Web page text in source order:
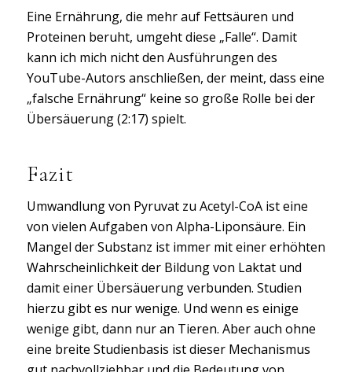
Eine Ernährung, die mehr auf Fettsäuren und
Proteinen beruht, umgeht diese „Falle“. Damit
kann ich mich nicht den Ausführungen des
YouTube-Autors anschließen, der meint, dass eine
„falsche Ernährung“ keine so große Rolle bei der
Übersäuerung (2:17) spielt.
Fazit
Umwandlung von Pyruvat zu Acetyl-CoA ist eine
von vielen Aufgaben von Alpha-Liponsäure. Ein
Mangel der Substanz ist immer mit einer erhöhten
Wahrscheinlichkeit der Bildung von Laktat und
damit einer Übersäuerung verbunden. Studien
hierzu gibt es nur wenige. Und wenn es einige
wenige gibt, dann nur an Tieren. Aber auch ohne
eine breite Studienbasis ist dieser Mechanismus